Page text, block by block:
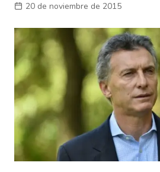
20 de noviembre de 2015